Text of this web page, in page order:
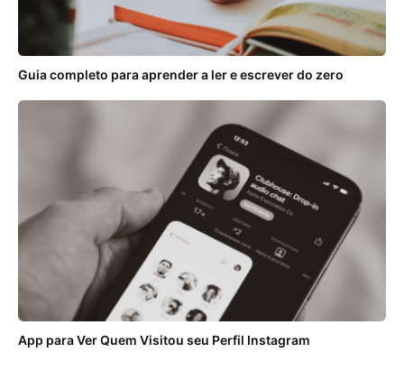
Guia completo para aprender a ler e escrever do zero
App para Ver Quem Visitou seu Perfil Instagram